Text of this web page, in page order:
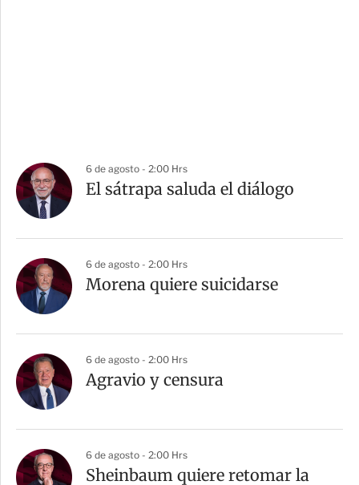
6 de agosto - 2:00 Hrs
El sátrapa saluda el diálogo
6 de agosto - 2:00 Hrs
Morena quiere suicidarse
6 de agosto - 2:00 Hrs
Agravio y censura
6 de agosto - 2:00 Hrs
Sheinbaum quiere retomar la